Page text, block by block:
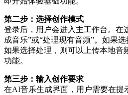
第二步：选择创作模式
登录后，用户会进入主工作台。在
成音乐”或“处理现有音频”。如果
如果选择处理，则可以上传本地音
功能。
第三步：输入创作要求
在AI音乐生成界面，用户需要在提